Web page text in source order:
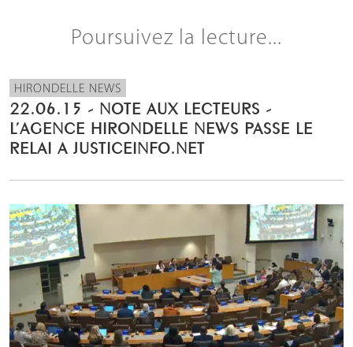
Poursuivez la lecture...
HIRONDELLE NEWS
22.06.15 - NOTE AUX LECTEURS -
L’AGENCE HIRONDELLE NEWS PASSE LE
RELAI A JUSTICEINFO.NET